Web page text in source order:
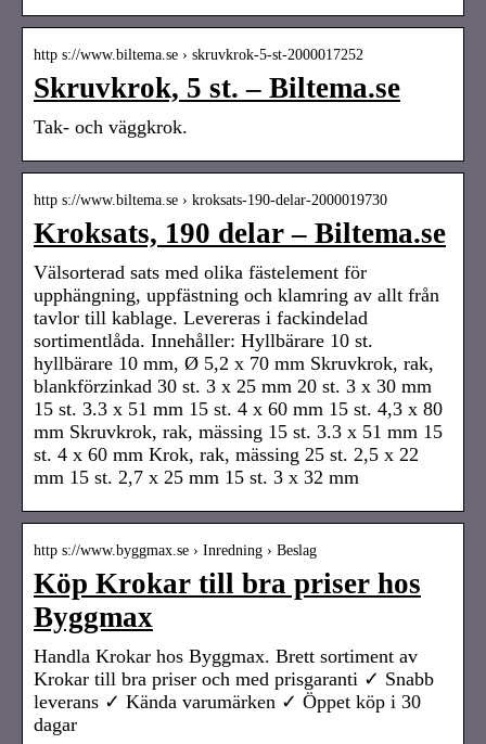
http s://www.biltema.se › skruvkrok-5-st-2000017252
Skruvkrok, 5 st. – Biltema.se
Tak- och väggkrok.
http s://www.biltema.se › kroksats-190-delar-2000019730
Kroksats, 190 delar – Biltema.se
Välsorterad sats med olika fästelement för
upphängning, uppfästning och klamring av allt från
tavlor till kablage. Levereras i fackindelad
sortimentlåda. Innehåller: Hyllbärare 10 st.
hyllbärare 10 mm, Ø 5,2 x 70 mm Skruvkrok, rak,
blankförzinkad 30 st. 3 x 25 mm 20 st. 3 x 30 mm
15 st. 3.3 x 51 mm 15 st. 4 x 60 mm 15 st. 4,3 x 80
mm Skruvkrok, rak, mässing 15 st. 3.3 x 51 mm 15
st. 4 x 60 mm Krok, rak, mässing 25 st. 2,5 x 22
mm 15 st. 2,7 x 25 mm 15 st. 3 x 32 mm
http s://www.byggmax.se › Inredning › Beslag
Köp Krokar till bra priser hos
Byggmax
Handla Krokar hos Byggmax. Brett sortiment av
Krokar till bra priser och med prisgaranti ✓ Snabb
leverans ✓ Kända varumärken ✓ Öppet köp i 30
dagar